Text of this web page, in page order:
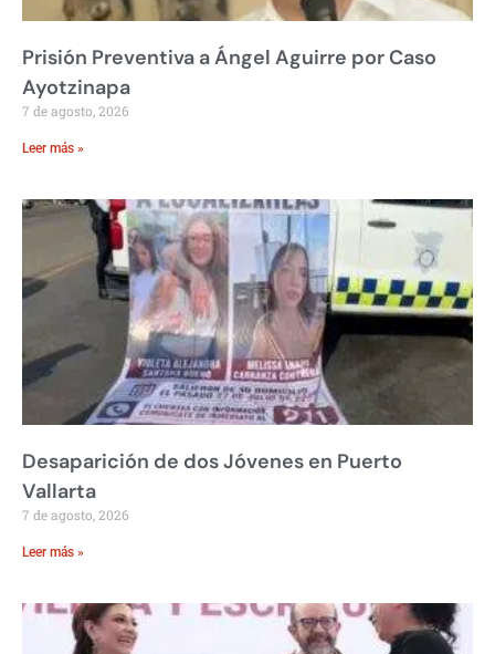
Prisión Preventiva a Ángel Aguirre por Caso
Ayotzinapa
7 de agosto, 2026
Leer más »
Desaparición de dos Jóvenes en Puerto
Vallarta
7 de agosto, 2026
Leer más »